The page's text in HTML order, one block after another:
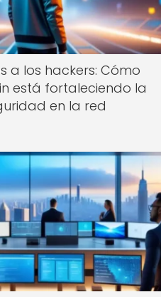
a los hackers: Cómo
está fortaleciendo la
en la red